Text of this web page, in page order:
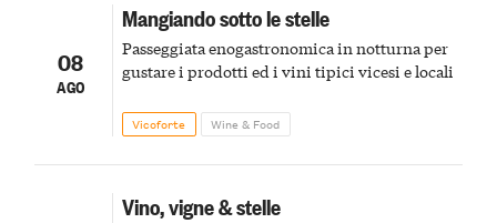
08
AGO
Mangiando sotto le stelle
Passeggiata enogastronomica in notturna per
gustare i prodotti ed i vini tipici vicesi e locali
Vicoforte Wine & Food
Vino, vigne & stelle